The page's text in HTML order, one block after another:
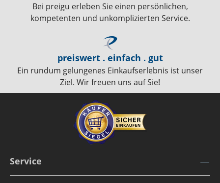
Bei preigu erleben Sie einen persönlichen,
kompetenten und unkomplizierten Service.
preiswert . einfach . gut
Ein rundum gelungenes Einkaufserlebnis ist unser
Ziel. Wir freuen uns auf Sie!
Service